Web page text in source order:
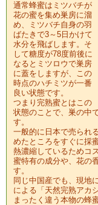
通常蜂蜜はミツバチが
花の蜜を集め巣房に溜
め、ミツバチ自身の羽
ばたきで3～5日かけて
水分を飛ばします。そ
して糖度が78度前後に
なるとミツロウで巣房
に蓋をしますが、この
時点のハチミツが一番
良い状態です。
つまり完熟蜜とはこの
状態のことで、巣の中
す。
一般的に日本で売られ
めたところをすぐに採
熱濃縮しているためコ
蜜特有の成分や、花の
す。
同じ中国産でも、現地
による「天然完熟アカ
まったく違う本物の蜂